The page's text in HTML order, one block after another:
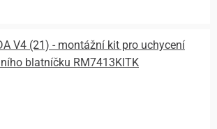
V4 (21) - montážní kit pro uchycení
blatníčku RM7413KITK